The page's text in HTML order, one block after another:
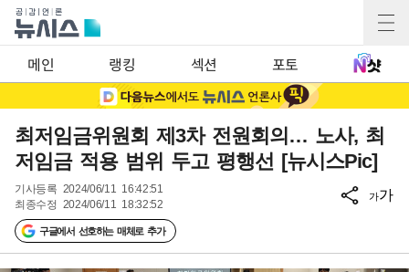
메인 랭킹 섹션 포토
최저임금위원회 제3차 전원회의… 노사, 최
저임금 적용 범위 두고 평행선 [뉴시스Pic]
기사등록 2024/06/11 16:42:51
최종수정 2024/06/11 18:32:52
구글에서 선호하는 매체로 추가
가가